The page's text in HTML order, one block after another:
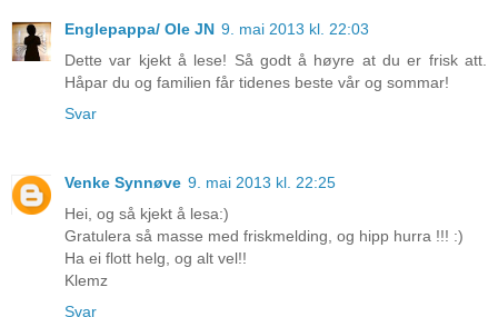
Englepappa/ Ole JN 9. mai 2013 kl. 22:03
Dette var kjekt å lese! Så godt å høyre at du er frisk att.
Håpar du og familien får tidenes beste vår og sommar!
Svar
Venke Synnøve 9. mai 2013 kl. 22:25
Hei, og så kjekt å lesa:)
Gratulera så masse med friskmelding, og hipp hurra !!! :)
Ha ei flott helg, og alt vel!!
Klemz
Svar